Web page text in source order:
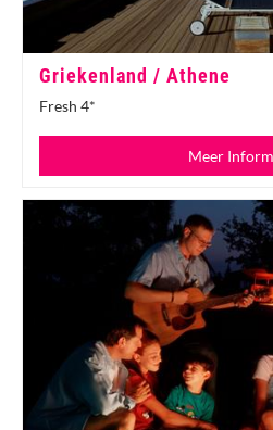
Griekenland / Athene
Fresh 4*
Meer